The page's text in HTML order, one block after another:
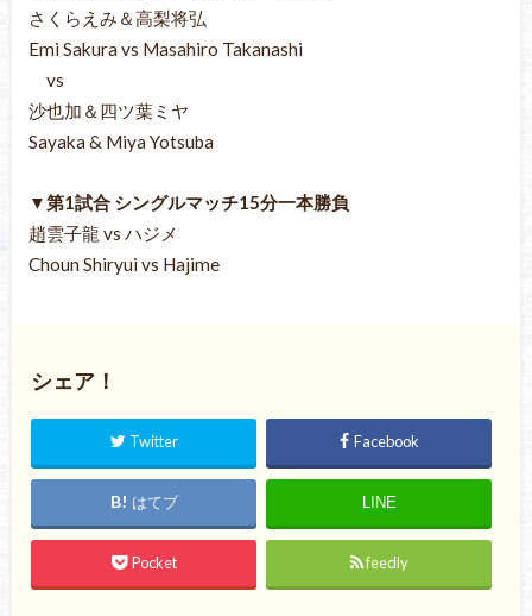
さくらえみ＆高梨将弘
Emi Sakura vs Masahiro Takanashi
vs
沙也加＆四ツ葉ミヤ
Sayaka & Miya Yotsuba
▼第1試合 シングルマッチ15分一本勝負
趙雲子龍 vs ハジメ
Choun Shiryui vs Hajime
シェア！
Twitter Facebook
はてブ LINE
Pocket feedly